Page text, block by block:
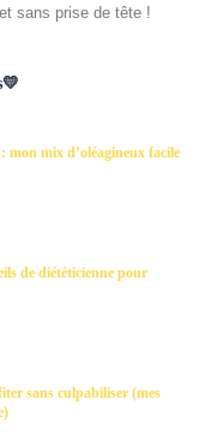
sans prise de tête !
mon mix d’oléagineux facile
de diététicienne pour
sans culpabiliser (mes